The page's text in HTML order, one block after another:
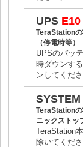
UPS E10
TeraStation
（停電時等）
UPSのバッ
時ダウンす
ンしてくださ
TeraStation
ニックストッ
TeraStation
除いてくだ